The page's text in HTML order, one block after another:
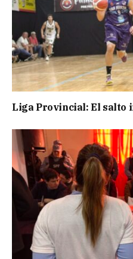
Liga Provincial: El salto